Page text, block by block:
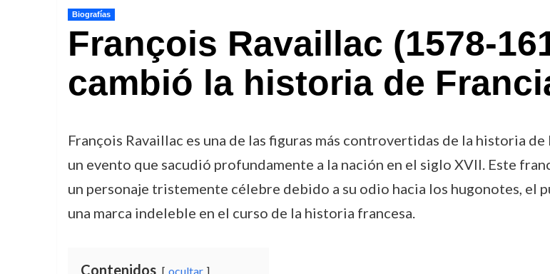
Biografías
François Ravaillac (1578-
cambió la historia de
François Ravaillac es una de las figuras más controvertidas de la historia
un evento que sacudió profundamente a la nación en el siglo XVII. Este
un personaje tristemente célebre debido a su odio hacia los hugonotes, el
una marca indeleble en el curso de la historia francesa.
Contenidos ocultar